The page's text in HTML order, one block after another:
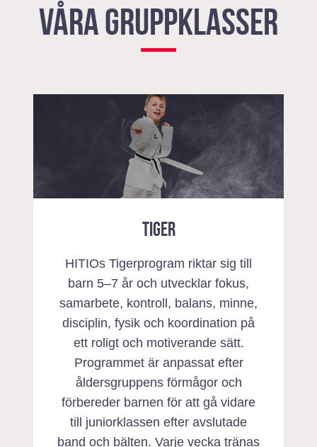
VÅRA GRUPPKLASSER
TIGER
HITIOs Tigerprogram riktar sig till
barn 5–7 år och utvecklar fokus,
samarbete, kontroll, balans, minne,
disciplin, fysik och koordination på
ett roligt och motiverande sätt.
Programmet är anpassat efter
åldersgruppens förmågor och
förbereder barnen för att gå vidare
till juniorklassen efter avslutade
band och bälten. Varje vecka tränas